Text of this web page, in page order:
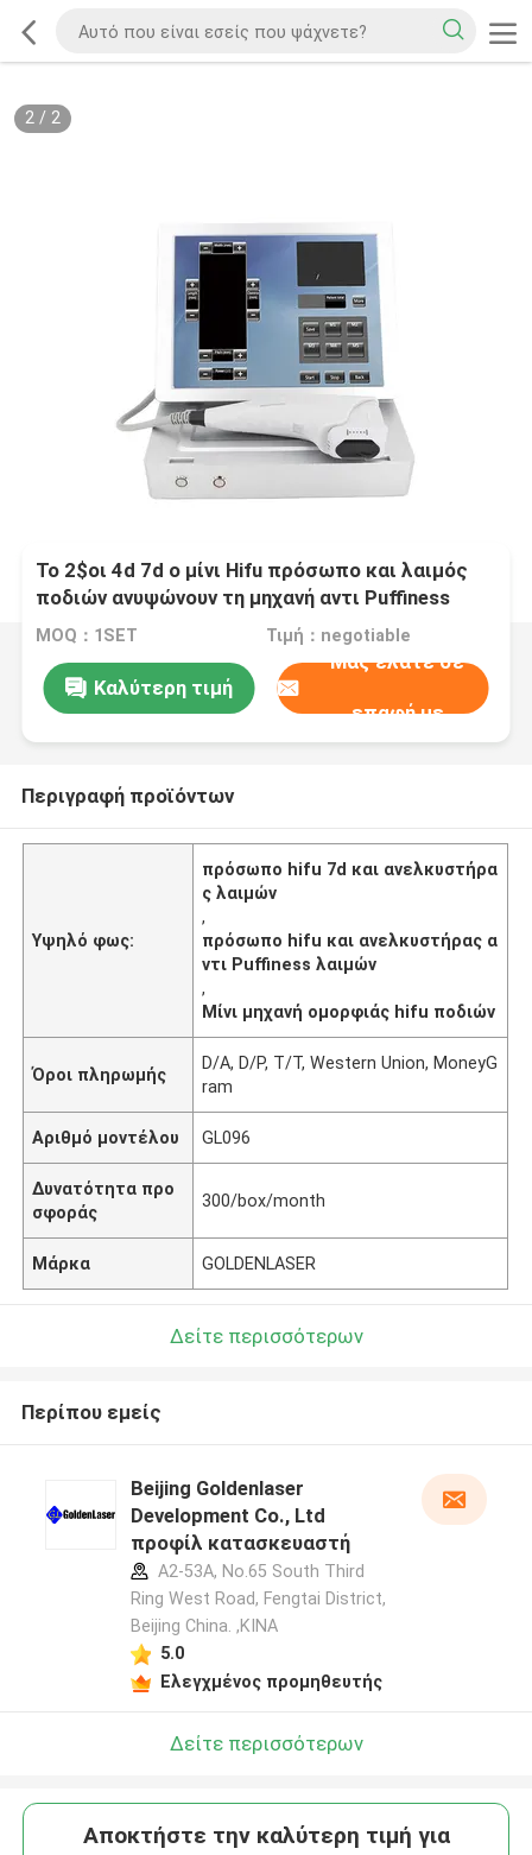
2/ 2
Το 2$οι 4d 7d ο μίνι Hifu πρόσωπο και λαιμός
ποδιών ανυψώνουν τη μηχανή αντι Puffiness
ομορφιάς
MOQ：1SET Τιμή：negotiable
Καλύτερη τιμή
Μας ελάτε σε
επαφή με
Περιγραφή προϊόντων
Υψηλό φως:
πρόσωπο hifu 7d και ανελκυστήρα
ς λαιμών
,
πρόσωπο hifu και ανελκυστήρας α
ντι Puffiness λαιμών
,
Μίνι μηχανή ομορφιάς hifu ποδιών
Όροι πληρωμής
D/A, D/P, T/T, Western Union, MoneyG
ram
Αριθμό μοντέλου GL096
Δυνατότητα προ
σφοράς
300/box/month
Μάρκα GOLDENLASER
Δείτε περισσότερων
Περίπου εμείς
Beijing Goldenlaser
Development Co., Ltd
προφίλ κατασκευαστή
A2-53A, No.65 South Third
Ring West Road, Fengtai District,
Beijing China. ,ΚΙΝΑ
5.0
Ελεγχμένος προμηθευτής
Δείτε περισσότερων
Αποκτήστε την καλύτερη τιμή για